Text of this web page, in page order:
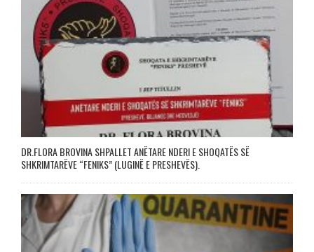
DR.FLORA BROVINA SHPALLET ANËTARE NDERI E SHOQATËS SË
SHKRIMTARËVE “FENIKS” (LUGINË E PRESHEVËS).